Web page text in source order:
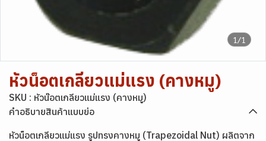
1/1
หัวน็อตเกลียวแม่แรง (คางหมู)
SKU : หัวน๊อตเกลียวแม่แรง (คางหมู)
คำอธิบายสินค้าแบบย่อ
หัวน็อตเกลียวแม่แรง รูปทรงคางหมู (Trapezoidal Nut) ผลิตจาก